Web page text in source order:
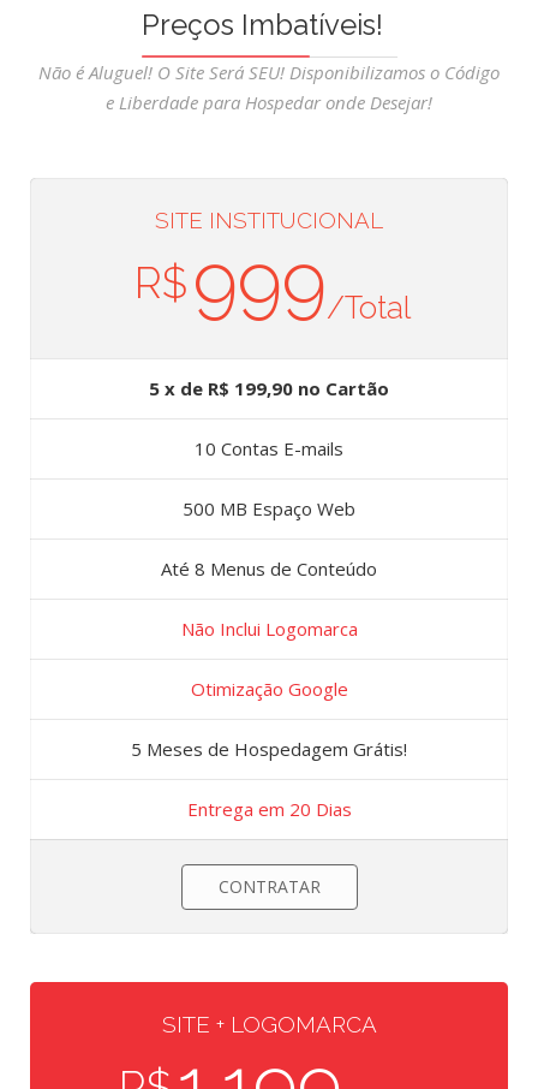
Preços Imbatíveis!
Não é Aluguel! O Site Será SEU! Disponibilizamos o Código
e Liberdade para Hospedar onde Desejar!
SITE INSTITUCIONAL
R$999/Total
5 x de R$ 199,90 no Cartão
10 Contas E-mails
500 MB Espaço Web
Até 8 Menus de Conteúdo
Não Inclui Logomarca
Otimização Google
5 Meses de Hospedagem Grátis!
Entrega em 20 Dias
CONTRATAR
SITE + LOGOMARCA